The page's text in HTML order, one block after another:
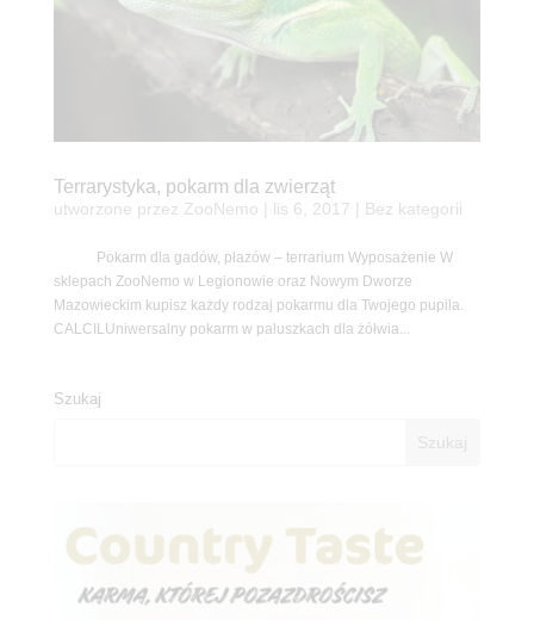
Terrarystyka, pokarm dla zwierząt
utworzone przez ZooNemo lis 6, 2017 | Bez kategorii
Pokarm dla gadów, płazów – terrarium Wyposażenie W
sklepach ZooNemo w Legionowie oraz Nowym Dworze
Mazowieckim kupisz każdy rodzaj pokarmu dla Twojego pupila.
CALCILUniwersalny pokarm w paluszkach dla żółwia...
Szukaj